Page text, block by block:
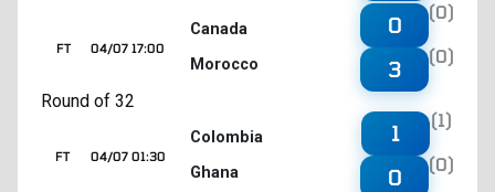
04/07 17:00
FT
Canada
Morocco
0
(0)
3
(0)
Round of 32
04/07 01:30
FT
Colombia
Ghana
1
(1)
0
(0)